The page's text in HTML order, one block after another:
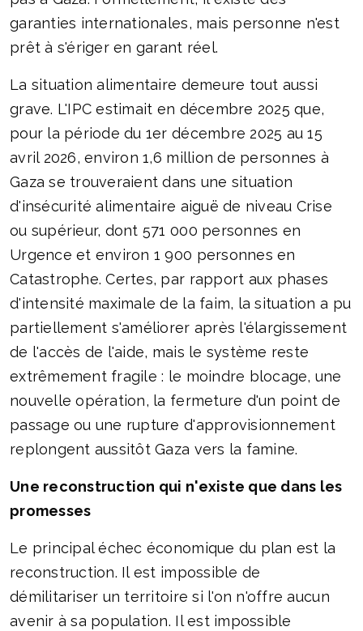
garanties internationales, mais personne n'est
prêt à s'ériger en garant réel.
La situation alimentaire demeure tout aussi
grave. L'IPC estimait en décembre 2025 que,
pour la période du 1er décembre 2025 au 15
avril 2026, environ 1,6 million de personnes à
Gaza se trouveraient dans une situation
d'insécurité alimentaire aiguë de niveau Crise
ou supérieur, dont 571 000 personnes en
Urgence et environ 1 900 personnes en
Catastrophe. Certes, par rapport aux phases
d'intensité maximale de la faim, la situation a pu
partiellement s'améliorer après l'élargissement
de l'accès de l'aide, mais le système reste
extrêmement fragile : le moindre blocage, une
nouvelle opération, la fermeture d'un point de
passage ou une rupture d'approvisionnement
replongent aussitôt Gaza vers la famine.
Une reconstruction qui n'existe que dans les
promesses
Le principal échec économique du plan est la
reconstruction. Il est impossible de
démilitariser un territoire si l'on n'offre aucun
avenir à sa population. Il est impossible